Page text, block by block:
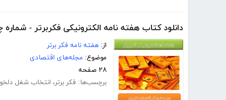
دانلود کتاب هفته نامه الکترونیکی فکربرتر - شماره
از: هفته نامه فکر برتر
موضوع: مجله‌های اقتصادی
۲۸ صفحه
برچسب‌ها: فکر برتر، انتخاب شغل